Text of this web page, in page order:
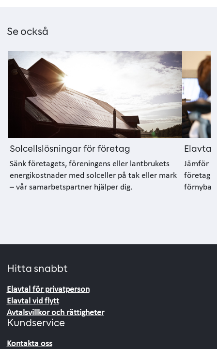
Se också
Solcellslösningar för företag
Sänk företagets, föreningens eller lantbrukets
energikostnader med solceller på tak eller mark
– vår samarbetspartner hjälper dig.
Elavtal
Jämför
företag
förnybar
Hitta snabbt
Elavtal för privatperson
Elavtal vid flytt
Avtalsvillkor och rättigheter
Kundservice
Kontakta oss